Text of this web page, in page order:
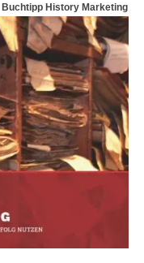
Buchtipp History Marketing